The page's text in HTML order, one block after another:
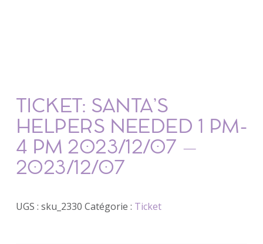
TICKET: SANTA’S
HELPERS NEEDED 1 PM-
4 PM 2023/12/07 –
2023/12/07
UGS : sku_2330 Catégorie : Ticket